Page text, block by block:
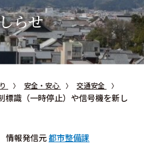
らせ
安全・安心 交通安全
標識（一時停止）や信号機を新し
情報発信元都市整備課